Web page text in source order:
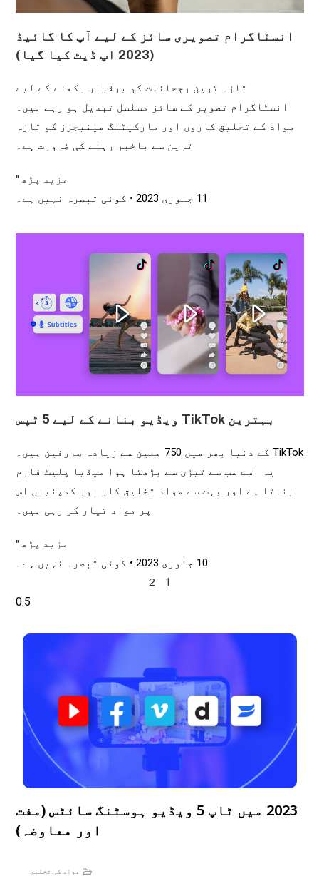
انسٹاگرام تصویری سائز کے لیے آپ کا گائیڈ
(2023 اپ ڈیٹ کیا گیا)
تازہ ترین رجحانات کو برقرار رکھنے کے لیے
انسٹاگرام تصویر کے سائز مسلسل تبدیل ہو رہے ہیں۔
مواد کے تخلیق کاروں اور مارکیٹنگ مینیجرز کو تازہ
ترین سے باخبر رہنے کی ضرورت ہے۔
مزید پڑھ "
11 جنوری 2023 کوئی تبصرہ نہیں ہے۔
بہترین TikTok ویڈیو بنانے کے لیے 5 ٹپس
TikTok کے دنیا بھر میں 750 ملین سے زیادہ صارفین ہیں۔
یہ اسے سب سے تیزی سے بڑھتا ہوا میڈیا پلیٹ فارم
بناتا ہے اور بہت سے مواد تخلیق کار اور کمپنیاں اس
پر مواد تیار کر رہی ہیں۔
مزید پڑھ "
10 جنوری 2023
کوئی تبصرہ نہیں ہے۔
1
2
2023 میں ٹاپ 5 ویڈیو ہوسٹنگ سائٹس (مفت
اور معاوضہ)
مواد کی تخلیق